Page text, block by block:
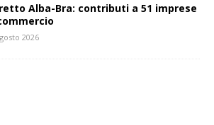
Alba-Bra: contributi a 51 imprese
2026